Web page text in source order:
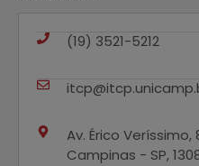
(19) 3521-5212
Av. Érico
Campinas - SP,